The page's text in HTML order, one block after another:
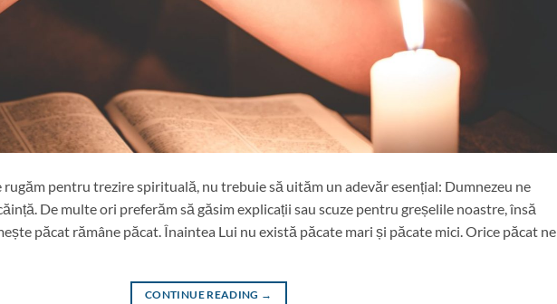
rugăm pentru trezire spirituală, nu trebuie să uităm un adevăr esențial: Dumnezeu ne
De multe ori preferăm să găsim explicații sau scuze pentru greșelile noastre, însă
păcat rămâne păcat. Înaintea Lui nu există păcate mari și păcate mici. Orice păcat ne
CONTINUE READING →